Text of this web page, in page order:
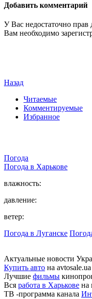
Добавить комментарий
У Вас недостаточно прав
Вам необходимо
Назад
Читаемые
Комментируемые
Избранное
Погода
Погода в Харькове
влажность:
давление:
ветер:
Погода в Луганске
Актуальные новости
Купить авто на
Лучшие фильмы
Вся работа в Харькове на
ТВ -программа канала